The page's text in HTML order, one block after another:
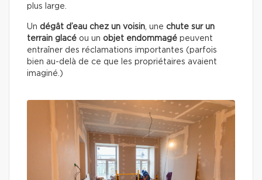
plus large.
Un dégât d’eau chez un voisin, une chute sur un
terrain glacé ou un objet endommagé peuvent
entraîner des réclamations importantes (parfois
bien au-delà de ce que les propriétaires avaient
imaginé.)